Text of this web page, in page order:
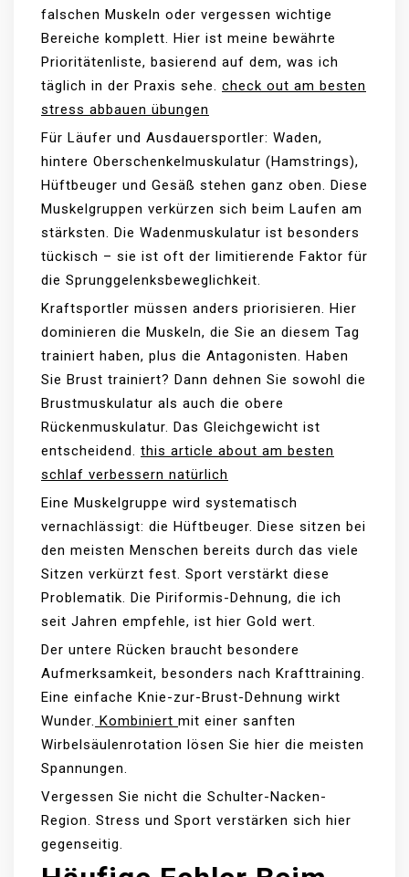
falschen Muskeln oder vergessen wichtige
Bereiche komplett. Hier ist meine bewährte
Prioritätenliste, basierend auf dem, was ich
täglich in der Praxis sehe. check out am besten
stress abbauen übungen
Für Läufer und Ausdauersportler: Waden,
hintere Oberschenkelmuskulatur (Hamstrings),
Hüftbeuger und Gesäß stehen ganz oben. Diese
Muskelgruppen verkürzen sich beim Laufen am
stärksten. Die Wadenmuskulatur ist besonders
tückisch – sie ist oft der limitierende Faktor für
die Sprunggelenksbeweglichkeit.
Kraftsportler müssen anders priorisieren. Hier
dominieren die Muskeln, die Sie an diesem Tag
trainiert haben, plus die Antagonisten. Haben
Sie Brust trainiert? Dann dehnen Sie sowohl die
Brustmuskulatur als auch die obere
Rückenmuskulatur. Das Gleichgewicht ist
entscheidend. this article about am besten
schlaf verbessern natürlich
Eine Muskelgruppe wird systematisch
vernachlässigt: die Hüftbeuger. Diese sitzen bei
den meisten Menschen bereits durch das viele
Sitzen verkürzt fest. Sport verstärkt diese
Problematik. Die Piriformis-Dehnung, die ich
seit Jahren empfehle, ist hier Gold wert.
Der untere Rücken braucht besondere
Aufmerksamkeit, besonders nach Krafttraining.
Eine einfache Knie-zur-Brust-Dehnung wirkt
Wunder. Kombiniert mit einer sanften
Wirbelsäulenrotation lösen Sie hier die meisten
Spannungen.
Vergessen Sie nicht die Schulter-Nacken-
Region. Stress und Sport verstärken sich hier
gegenseitig.